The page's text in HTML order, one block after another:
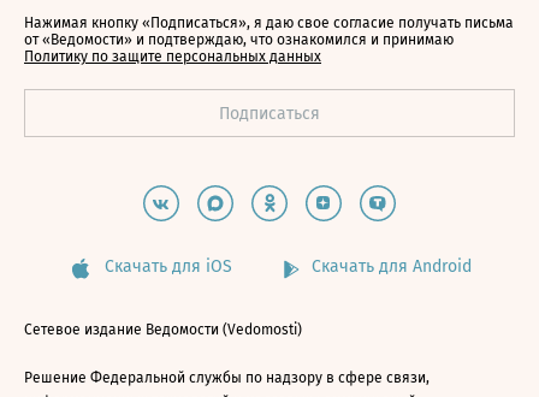
Нажимая кнопку «Подписаться», я даю свое согласие получать письма
от «Ведомости» и подтверждаю, что ознакомился и принимаю
Политику по защите персональных данных
Скачать для iOS Скачать для Android
Сетевое издание Ведомости (Vedomosti)
Решение Федеральной службы по надзору в сфере связи,